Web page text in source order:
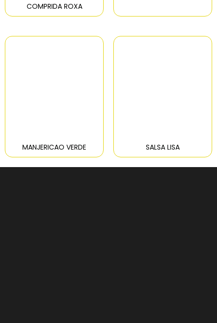
COMPRIDA ROXA
MANJERICAO VERDE SALSA LISA